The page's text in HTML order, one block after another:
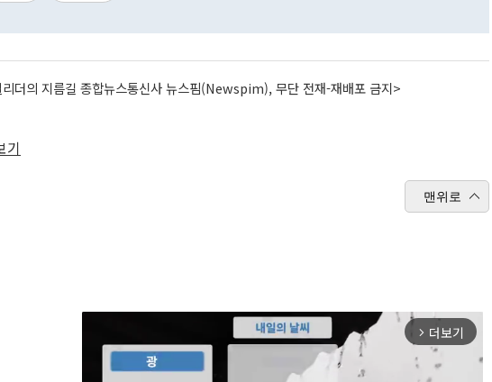
더의 지름길 종합뉴스통신사 뉴스핌(Newspim), 무단 전재-재배포 금지>
기
맨위로
arrow_forward_ios 더보기